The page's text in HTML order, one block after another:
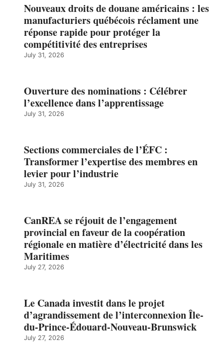
Nouveaux droits de douane américains : les
manufacturiers québécois réclament une
réponse rapide pour protéger la
compétitivité des entreprises
July 31, 2026
Ouverture des nominations : Célébrer
l’excellence dans l’apprentissage
July 31, 2026
Sections commerciales de l’ÉFC :
Transformer l’expertise des membres en
levier pour l’industrie
July 31, 2026
CanREA se réjouit de l’engagement
provincial en faveur de la coopération
régionale en matière d’électricité dans les
Maritimes
July 27, 2026
Le Canada investit dans le projet
d’agrandissement de l’interconnexion Île-
du-Prince-Édouard-Nouveau-Brunswick
July 27, 2026